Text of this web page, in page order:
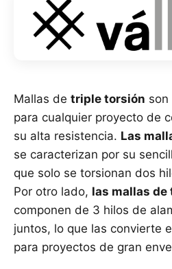
Mallas de triple torsión son
para cualquier proyecto de
su alta resistencia. Las
se caracterizan por su
que solo se torsionan dos
Por otro lado, las mallas
componen de 3 hilos de
juntos, lo que las convierte
para proyectos de gran